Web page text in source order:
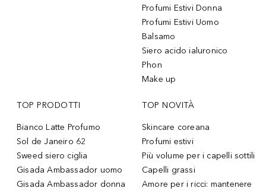
Profumi Estivi Donna
Profumi Estivi Uomo
Balsamo
Siero acido ialuronico
Phon
Make up
TOP PRODOTTI
Bianco Latte Profumo
Sol de Janeiro 62
Sweed siero ciglia
Gisada Ambassador uomo
Gisada Ambassador donna
TOP NOVITÀ
Skincare coreana
Profumi estivi
Più volume per i capelli sottili
Capelli grassi
Amore per i ricci: mantenere